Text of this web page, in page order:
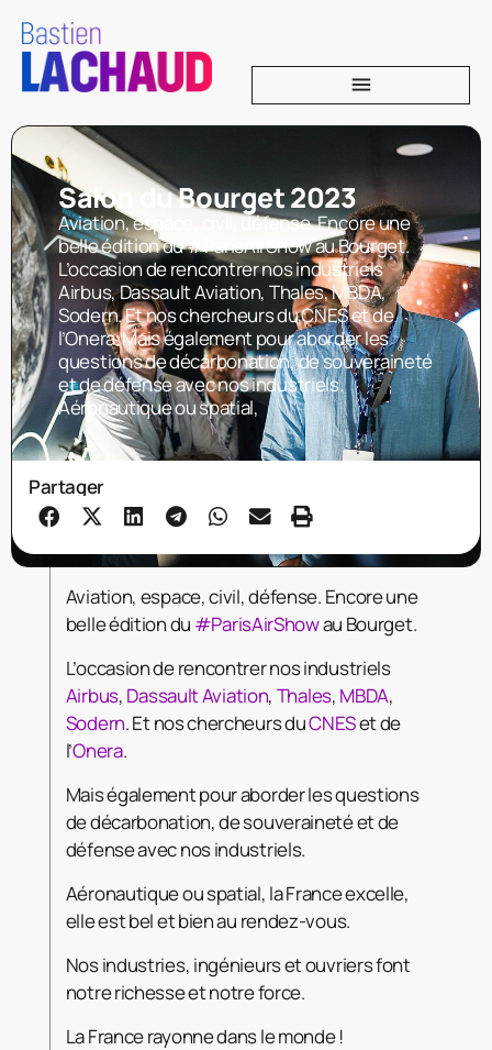
Salon du Bourget 2023
Aviation, espace, civil, défense. Encore une
belle édition du #ParisAirShow au Bourget.
L’occasion de rencontrer nos industriels
Airbus, Dassault Aviation, Thales, MBDA,
Sodern. Et nos chercheurs du CNES et de
l’Onera. Mais également pour aborder les
questions de décarbonation, de souveraineté
et de défense avec nos industriels.
Aéronautique ou spatial,
Partager
Aviation, espace, civil, défense. Encore une
belle édition du #ParisAirShowau Bourget.
L’occasion de rencontrer nos industriels
Airbus, Dassault Aviation, Thales, MBDA,
Sodern. Et nos chercheurs duCNESet de
l’Onera.
Mais également pour aborder les questions
de décarbonation, de souveraineté et de
défense avec nos industriels.
Aéronautique ou spatial, la France excelle,
elle est bel et bien au rendez-vous.
Nos industries, ingénieurs et ouvriers font
notre richesse et notre force.
La France rayonne dans le monde !